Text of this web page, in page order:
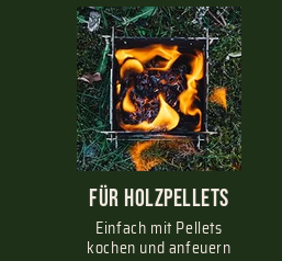
Für Holzpellets
Einfach mit Pellets
kochen und anfeuern